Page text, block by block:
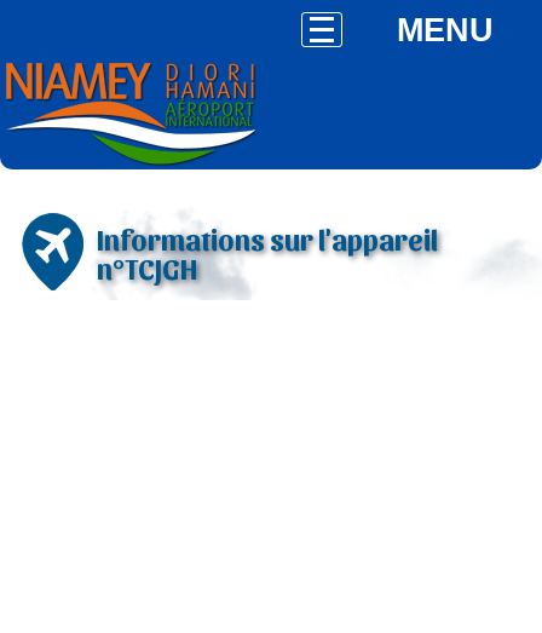
MENU
Informations sur l'appareil
n°TCJGH